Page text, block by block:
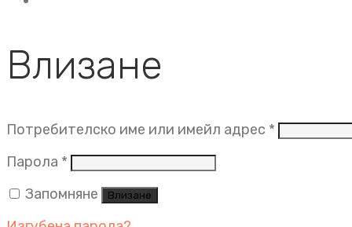
Влизане
Потребителско име или имейл адрес *
Парола * Задължително
Запомняне
Влизане